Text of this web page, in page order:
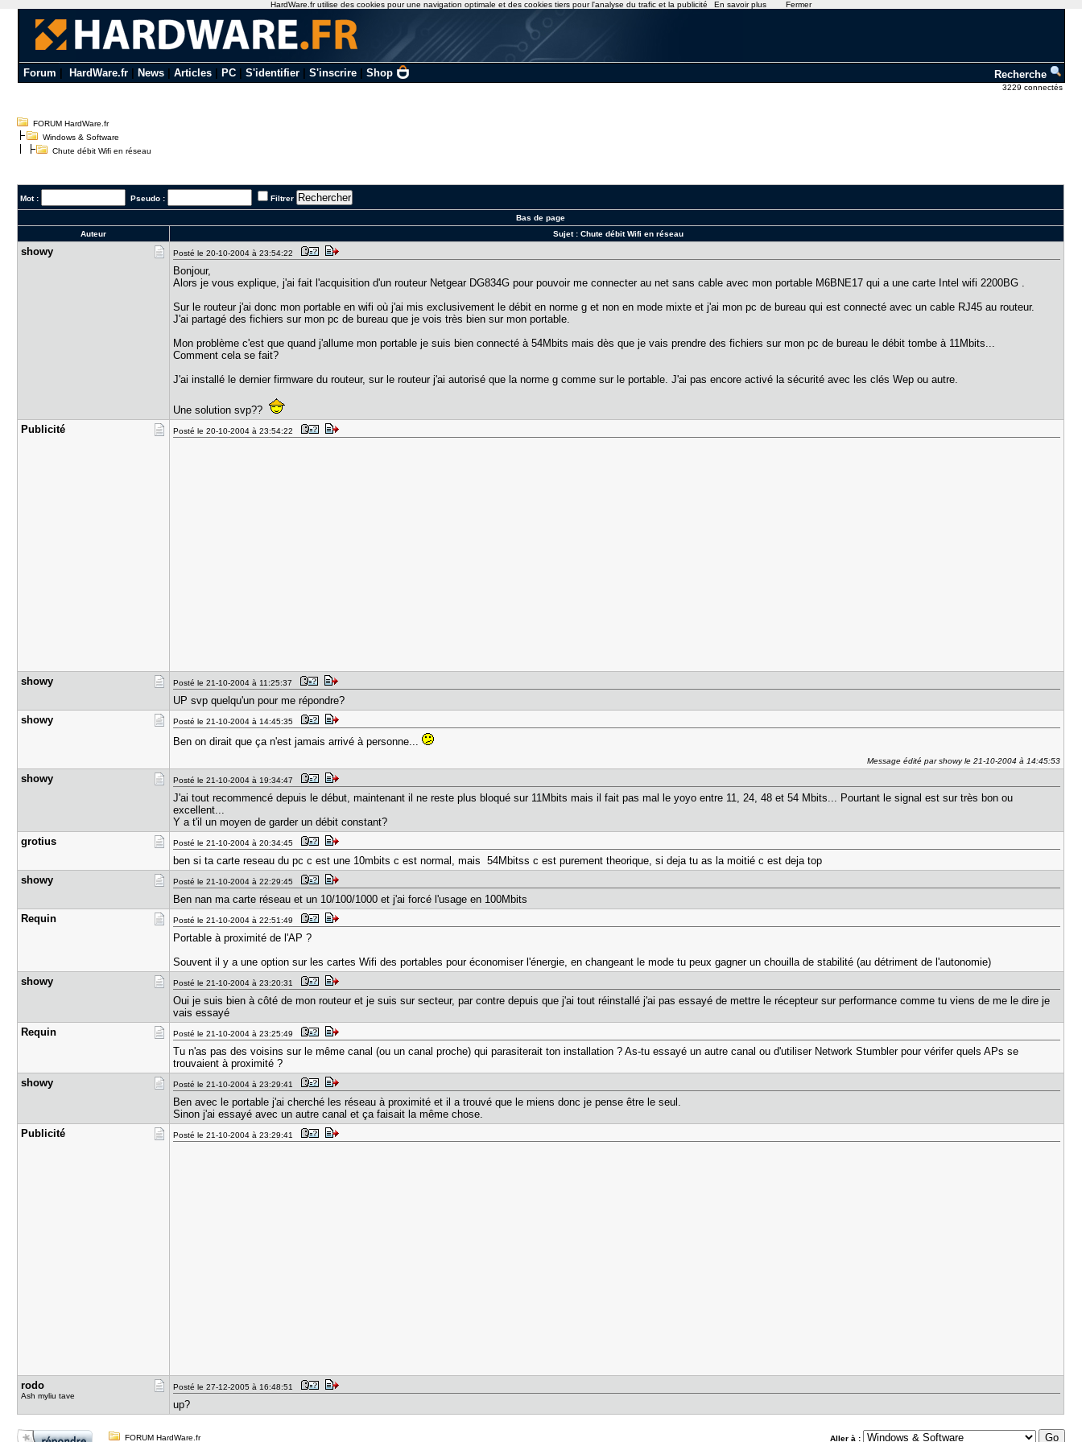
Forum HardWare.fr| News| Articles| PC| S'identifier| S'inscrire| Shop Recherche
3229 connectés
FORUM HardWare.fr
Windows & Software
Chute débit Wifi en réseau
Mot : Pseudo : Filtrer
Bas de page
Auteur
Sujet : Chute débit Wifi en réseau
showy Posté le 20-10-2004 à 23:54:22
Bonjour,
Alors je vous explique, j'ai fait l'acquisition d'un routeur Netgear DG834G pour pouvoir me connecter au net sans cable avec mon portable M6BNE17 qui a une carte Intel wifi 2200BG .
Sur le routeur j'ai donc mon portable en wifi où j'ai mis exclusivement le débit en norme g et non en mode mixte et j'ai mon pc de bureau qui est connecté avec un cable RJ45 au routeur.
J'ai partagé des fichiers sur mon pc de bureau que je vois très bien sur mon portable.
Mon problème c'est que quand j'allume mon portable je suis bien connecté à 54Mbits mais dès que je vais prendre des fichiers sur mon pc de bureau le débit tombe à 11Mbits...
Comment cela se fait?
J'ai installé le dernier firmware du routeur, sur le routeur j'ai autorisé que la norme g comme sur le portable. J'ai pas encore activé la sécurité avec les clés Wep ou autre.
Une solution svp??
Publicité
Posté le 20-10-2004 à 23:54:22
showy Posté le 21-10-2004 à 11:25:37
UP svp quelqu'un pour me répondre?
showy
Posté le 21-10-2004 à 14:45:35
Ben on dirait que ça n'est jamais arrivé à personne...
Message édité par showy le 21-10-2004 à 14:45:53
showy Posté le 21-10-2004 à 19:34:47
J'ai tout recommencé depuis le début, maintenant il ne reste plus bloqué sur 11Mbits mais il fait pas mal le yoyo entre 11, 24, 48 et 54 Mbits... Pourtant le signal est sur très bon ou
excellent...
Y a t'il un moyen de garder un débit constant?
grotius
Posté le 21-10-2004 à 20:34:45
ben si ta carte reseau du pc c est une 10mbits c est normal, mais 54Mbitss c est purement theorique, si deja tu as la moitié c est deja top
showy
Posté le 21-10-2004 à 22:29:45
Ben nan ma carte réseau et un 10/100/1000 et j'ai forcé l'usage en 100Mbits
Requin
Posté le 21-10-2004 à 22:51:49
Portable à proximité de l'AP ?
Souvent il y a une option sur les cartes Wifi des portables pour économiser l'énergie, en changeant le mode tu peux gagner un chouilla de stabilité (au détriment de l'autonomie)
showy
Posté le 21-10-2004 à 23:20:31
Oui je suis bien à côté de mon routeur et je suis sur secteur, par contre depuis que j'ai tout réinstallé j'ai pas essayé de mettre le récepteur sur performance comme tu viens de me le dire je
vais essayé
Requin
Posté le 21-10-2004 à 23:25:49
Tu n'as pas des voisins sur le même canal (ou un canal proche) qui parasiterait ton installation ? As-tu essayé un autre canal ou d'utiliser Network Stumbler pour vérifer quels APs se
trouvaient à proximité ?
showy
Posté le 21-10-2004 à 23:29:41
Ben avec le portable j'ai cherché les réseau à proximité et il a trouvé que le miens donc je pense être le seul.
Sinon j'ai essayé avec un autre canal et ça faisait la même chose.
Publicité
Posté le 21-10-2004 à 23:29:41
rodo
Ash myliu tave
Posté le 27-12-2005 à 16:48:51
up?
Aller à :
FORUM HardWare.fr
HardWare.fr utilise des cookies pour une navigation optimale et des cookies tiers pour l'analyse du trafic et la publicité En savoir plus Fermer